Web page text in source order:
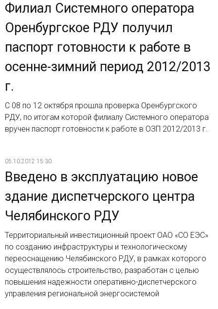
Филиал Системного оператора
Оренбургское РДУ получил
паспорт готовности к работе в
осенне-зимний период 2012/2013
г.
С 08 по 12 октября прошла проверка Оренбургского
РДУ, по итогам которой филиалу Системного оператора
вручен паспорт готовности к работе в ОЗП 2012/2013 г.
05.10.2012 15:30
Введено в эксплуатацию новое
здание диспетчерского центра
Челябинского РДУ
Территориальный инвестиционный проект ОАО «СО ЕЭС»
по созданию инфраструктуры и технологическому
переоснащению Челябинского РДУ, в рамках которого
осуществлялось строительство, разработан с целью
повышения надежности оперативно-диспетчерского
управления региональной энергосистемой